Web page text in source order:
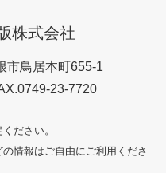
株式会社
市鳥居本町655-1
23-7720
ださい。
情報はご自由にご利用くださ